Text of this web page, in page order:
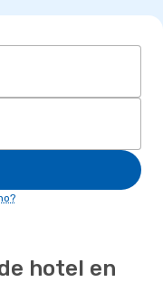
hotel en